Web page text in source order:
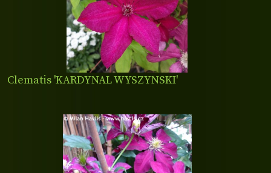
Clematis 'KARDYNAL WYSZYNSKI'